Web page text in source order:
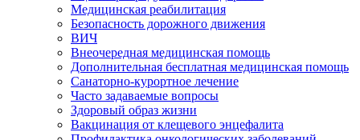
Медицинская реабилитация
Безопасность дорожного движения
ВИЧ
Внеочередная медицинская помощь
Дополнительная бесплатная медицинская помощь
Санаторно-курортное лечение
Часто задаваемые вопросы
Здоровый образ жизни
Вакцинация от клещевого энцефалита